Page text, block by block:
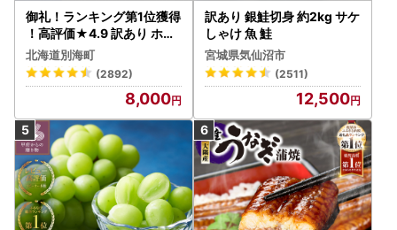
御礼！ランキング第1位獲得
！高評価★4.9 訳あり ホタ
テ 400g（ほたて 帆立 貝柱
冷凍 ）
北海道別海町
(2892)
8,000
訳あり 銀鮭切身 約2kg サケ
しゃけ 魚 鮭
宮城県気仙沼市
(2511)
12,500